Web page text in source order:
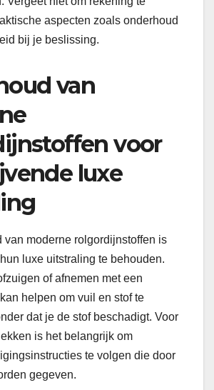
aspecten zoals onderhoud
bij je beslissing.
van
voor
luxe
van moderne rolgordijnstoffen is
luxe uitstraling te behouden.
of afnemen met een
helpen om vuil en stof te
dat je de stof beschadigt. Voor
is het belangrijk om
te volgen die door
gegeven.